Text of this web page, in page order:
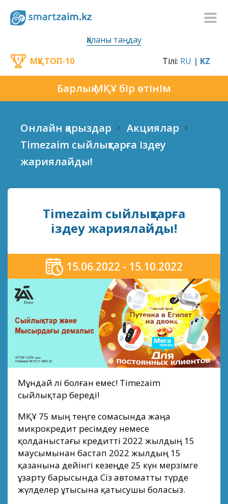
Қаланы таңдау
Барлық МҚҰ бір өтінім
МҚҰ ТОП-10 Тілі: RU | KZ
Онлайн қарыздар
Акциялар
Timezaim сыйлықтарға іздеу
жариялайды!
Timezaim сыйлықтарға
іздеу жариялайды!
15.06.2022 - 15.10.2022
Мұндай әлі болған емес! Timezaim
сыйлықтар береді!
МҚҰ 75 мың теңге сомасында жаңа
микрокредит ресімдеу немесе
қолданыстағы кредитті 2022 жылдың 15
маусымынан бастап 2022 жылдың 15
қазанына дейінгі кезеңде 25 күн мерзімге
ұзарту барысында Сіз автоматты түрде
жүлделер ұтысына қатысушы боласыз.